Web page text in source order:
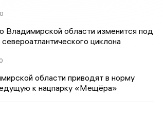
Владимирской области изменится под
циклона
области приводят в норму
к нацпарку «Мещёра»